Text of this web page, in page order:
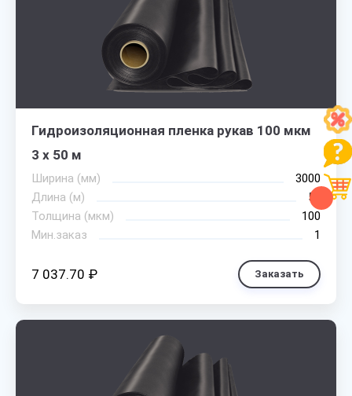
Гидроизоляционная пленка рукав 100 мкм
3 х 50 м
Ширина (мм)
3000
Длина (м)
50
Толщина (мкм)
100
Мин.заказ
1
7 037.70 ₽ Заказать